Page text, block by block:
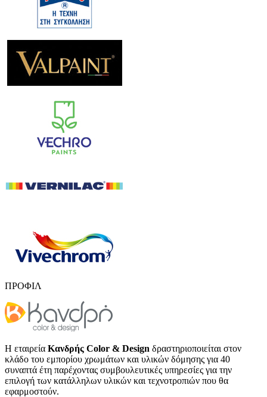
ΠΡΟΦΙΛ
Η εταιρεία Κανδρής Color & Design δραστηριοποιείται στον
κλάδο του εμπορίου χρωμάτων και υλικών δόμησης για 40
συναπτά έτη παρέχοντας συμβουλευτικές υπηρεσίες για την
επιλογή των κατάλληλων υλικών και τεχνοτροπιών που θα
εφαρμοστούν.